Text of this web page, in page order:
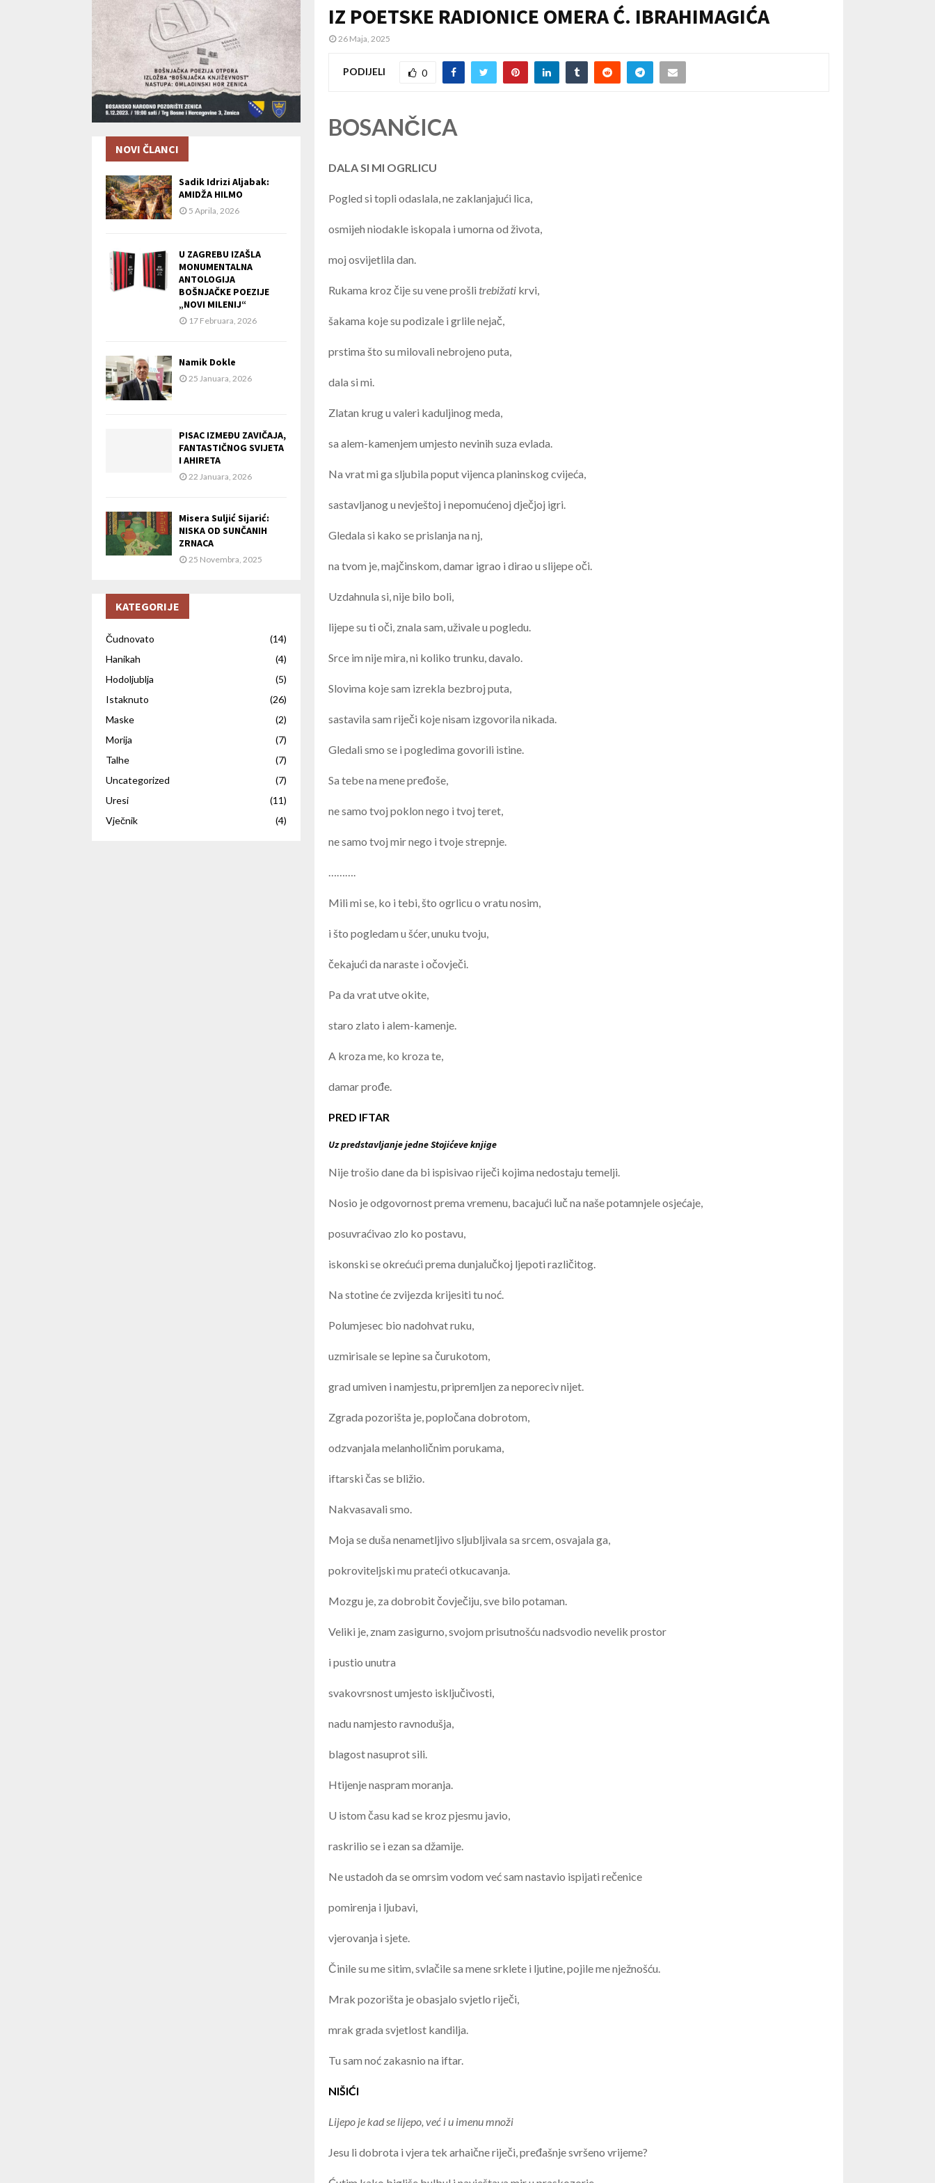
IZ POETSKE RADIONICE OMERA Ć. IBRAHIMAGIĆA
26 Maja, 2025
PODIJELI 0
BOSANČICA
DALA SI MI OGRLICU
Pogled si topli odaslala, ne zaklanjajući lica,
osmijeh niodakle iskopala i umorna od života,
moj osvijetlila dan.
Rukama kroz čije su vene prošli trebižati krvi,
šakama koje su podizale i grlile nejač,
prstima što su milovali nebrojeno puta,
dala si mi.
Zlatan krug u valeri kaduljinog meda,
sa alem-kamenjem umjesto nevinih suza evlada.
Na vrat mi ga sljubila poput vijenca planinskog cvijeća,
sastavljanog u nevještoj i nepomućenoj dječjoj igri.
Gledala si kako se prislanja na nj,
na tvom je, majčinskom, damar igrao i dirao u slijepe oči.
Uzdahnula si, nije bilo boli,
lijepe su ti oči, znala sam, uživale u pogledu.
Srce im nije mira, ni koliko trunku, davalo.
Slovima koje sam izrekla bezbroj puta,
sastavila sam riječi koje nisam izgovorila nikada.
Gledali smo se i pogledima govorili istine.
Sa tebe na mene pređoše,
ne samo tvoj poklon nego i tvoj teret,
ne samo tvoj mir nego i tvoje strepnje.
……….
Mili mi se, ko i tebi, što ogrlicu o vratu nosim,
i što pogledam u šćer, unuku tvoju,
čekajući da naraste i očovječi.
Pa da vrat utve okite,
staro zlato i alem-kamenje.
A kroza me, ko kroza te,
damar prođe.
PRED IFTAR
Uz predstavljanje jedne Stojićeve knjige
Nije trošio dane da bi ispisivao riječi kojima nedostaju temelji.
Nosio je odgovornost prema vremenu, bacajući luč na naše potamnjele osjećaje,
posuvraćivao zlo ko postavu,
iskonski se okrećući prema dunjalučkoj ljepoti različitog.
Na stotine će zvijezda krijesiti tu noć.
Polumjesec bio nadohvat ruku,
uzmirisale se lepine sa čurukotom,
grad umiven i namjestu, pripremljen za neporeciv nijet.
Zgrada pozorišta je, popločana dobrotom,
odzvanjala melanholičnim porukama,
iftarski čas se bližio.
Nakvasavali smo.
Moja se duša nenametljivo sljubljivala sa srcem, osvajala ga,
pokroviteljski mu prateći otkucavanja.
Mozgu je, za dobrobit čovječiju, sve bilo potaman.
Veliki je, znam zasigurno, svojom prisutnošću nadsvodio nevelik prostor
i pustio unutra
svakovrsnost umjesto isključivosti,
nadu namjesto ravnodušja,
blagost nasuprot sili.
Htijenje naspram moranja.
U istom času kad se kroz pjesmu javio,
raskrilio se i ezan sa džamije.
Ne ustadoh da se omrsim vodom već sam nastavio ispijati rečenice
pomirenja i ljubavi,
vjerovanja i sjete.
Činile su me sitim, svlačile sa mene srklete i ljutine, pojile me nježnošću.
Mrak pozorišta je obasjalo svjetlo riječi,
mrak grada svjetlost kandilja.
Tu sam noć zakasnio na iftar.
NIŠIĆI
Lijepo je kad se lijepo, već i u imenu množi
Jesu li dobrota i vjera tek arhaične riječi, pređašnje svršeno vrijeme?
NOVI ČLANCI
Sadik Idrizi Aljabak:
AMIDŽA HILMO
5 Aprila, 2026
U ZAGREBU IZAŠLA
MONUMENTALNA
ANTOLOGIJA
BOŠNJAČKE POEZIJE
„NOVI MILENIJ“
17 Februara, 2026
Namik Dokle
25 Januara, 2026
PISAC IZMEĐU ZAVIČAJA,
FANTASTIČNOG SVIJETA
I AHIRETA
22 Januara, 2026
Misera Suljić Sijarić:
NISKA OD SUNČANIH
ZRNACA
25 Novembra, 2025
KATEGORIJE
Čudnovato
(14)
Hanikah
(4)
Hodoljublja
(5)
Istaknuto
(26)
Maske
(2)
Morija
(7)
Talhe
(7)
Uncategorized
(7)
Uresi
(11)
Vječnik
(4)